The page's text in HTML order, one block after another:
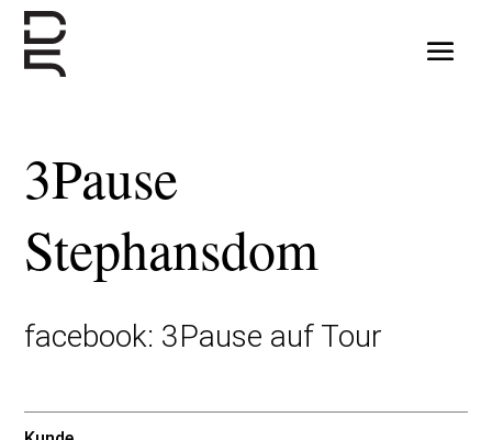
3Pause
Stephansdom
facebook: 3Pause auf Tour